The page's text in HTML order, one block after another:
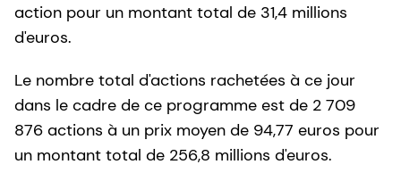
action pour un montant total de 31,4 millions
d'euros.
Le nombre total d'actions rachetées à ce jour
dans le cadre de ce programme est de 2 709
876 actions à un prix moyen de 94,77 euros pour
un montant total de 256,8 millions d'euros.